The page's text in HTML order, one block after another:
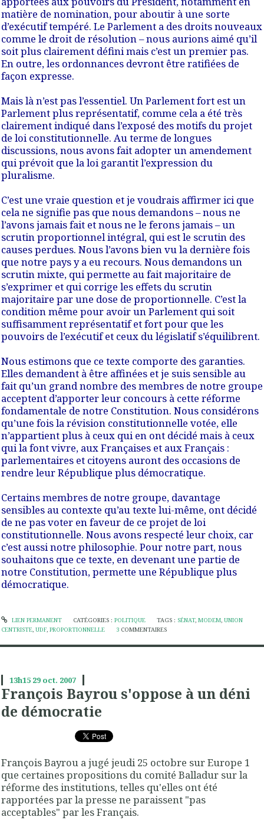
matière de nomination, pour aboutir à une sorte
d’exécutif tempéré. Le Parlement a des droits nouveaux
comme le droit de résolution – nous aurions aimé qu’il
soit plus clairement défini mais c’est un premier pas.
En outre, les ordonnances devront être ratifiées de
façon expresse.
Mais là n’est pas l’essentiel. Un Parlement fort est un
Parlement plus représentatif, comme cela a été très
clairement indiqué dans l’exposé des motifs du projet
de loi constitutionnelle. Au terme de longues
discussions,nous avons fait adopter un amendement
qui prévoit que la loi garantit l’expression du
pluralisme.
C’est une vraie question et je voudrais affirmer ici que
cela ne signifie pas que nous demandons – nous ne
l’avons jamais fait et nous ne le ferons jamais – un
scrutin proportionnel intégral, qui est le scrutin des
causes perdues. Nous l’avons bien vu la dernière fois
que notre pays y a eu recours. Nous demandons un
scrutin mixte, qui permette au fait majoritaire de
s’exprimer et qui corrige les effets du scrutin
majoritaire par une dose de proportionnelle. C’est la
condition même pour avoir un Parlement qui soit
suffisamment représentatif et fort pour que les
pouvoirs de l’exécutif et ceux du législatif s’équilibrent.
Nous estimons que ce texte comporte des garanties.
Elles demandent à être affinées et je suis sensible au
fait qu’un grand nombre des membres de notre groupe
acceptent d’apporter leur concours à cette réforme
fondamentale de notre Constitution. Nous considérons
qu’une fois la révision constitutionnelle votée, elle
n’appartient plus à ceux qui en ont décidé mais à ceux
qui la font vivre, aux Françaises et aux Français :
parlementaires et citoyens auront des occasions de
rendre leur République plus démocratique.
Certains membres de notre groupe, davantage
sensibles au contexte qu’au texte lui-même, ont décidé
de ne pas voter en faveur de ce projet de loi
constitutionnelle. Nous avons respecté leur choix, car
c’est aussi notre philosophie. Pour notre part, nous
souhaitons que ce texte, en devenant une partie de
notre Constitution, permette une République plus
démocratique.
LIEN PERMANENT CATÉGORIES : POLITIQUE TAGS : SÉNAT,MODEM,UNION
CENTRISTE, UDF, PROPORTIONNELLE 3 COMMENTAIRES
13h15 29 oct. 2007
François Bayrou s'oppose à un déni
de démocratie
François Bayrou a jugé jeudi 25 octobre sur Europe 1
que certaines propositions du comité Balladur sur la
réforme des institutions, telles qu'elles ont été
rapportées par la presse ne paraissent "pas
acceptables" par les Français.